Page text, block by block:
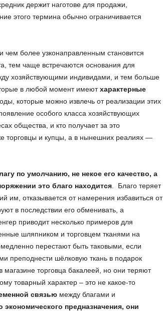
держит наготове для продажи,
этого термина обычно ограничивается
чем более узконаправленным становится
тем чаще встречаются основания для
хозяйствующими индивидами, и тем больше
в любой момент имеютхарактерные
которые можно извлечь от реализации этих
особого класса хозяйствующих
общества, и кто получает за это
торговцы и купцы, а в нынешних реалиях —
по умолчанию, не некое его качество, а
это благо находится . Благо теряет
им, отказывается от намерения избавиться от
в последствии его обменивать, а
приводит несколько примеров для
шляпником и торговцем тканями на
перестают быть таковыми, если
преподнести шёлковую ткань в подарок
торговца бакалеей, но они теряют
товарный характер – это не какое-то
связью между благами и
экономического предназначения, они